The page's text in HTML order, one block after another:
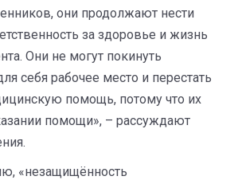
они продолжают нести
за здоровье и жизнь
Они не могут покинуть
себя рабочее место и перестать
помощь, потому что их
помощи», – рассуждают
«незащищённость